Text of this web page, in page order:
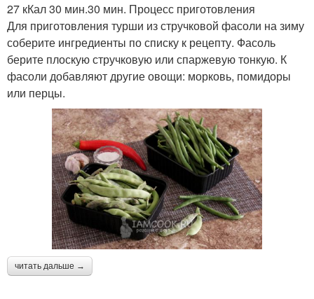
27 кКал 30 мин.30 мин. Процесс приготовления
Для приготовления турши из стручковой фасоли на зиму
соберите ингредиенты по списку к рецепту. Фасоль
берите плоскую стручковую или спаржевую тонкую. К
фасоли добавляют другие овощи: морковь, помидоры
или перцы.
читать дальше →